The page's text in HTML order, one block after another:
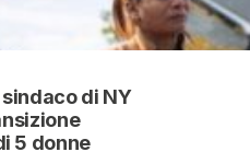
di NY
5 donne